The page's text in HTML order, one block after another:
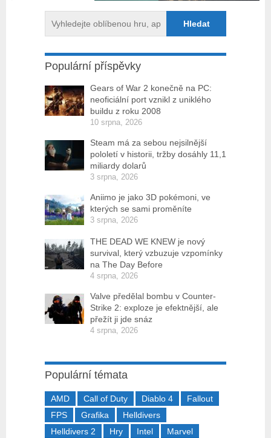
Populární příspěvky
Gears of War 2 konečně na PC:
neoficiální port vznikl z uniklého
buildu z roku 2008
10 srpna, 2026
Steam má za sebou nejsilnější
pololetí v historii, tržby dosáhly 11,1
miliardy dolarů
3 srpna, 2026
Aniimo je jako 3D pokémoni, ve
kterých se sami proměníte
3 srpna, 2026
THE DEAD WE KNEW je nový
survival, který vzbuzuje vzpomínky
na The Day Before
4 srpna, 2026
Valve předělal bombu v Counter-
Strike 2: exploze je efektnější, ale
přežít ji jde snáz
4 srpna, 2026
Populární témata
AMD Call of Duty Diablo 4
Fallout
FPS
Grafika
Helldivers
Helldivers 2
Hry Intel
Marvel